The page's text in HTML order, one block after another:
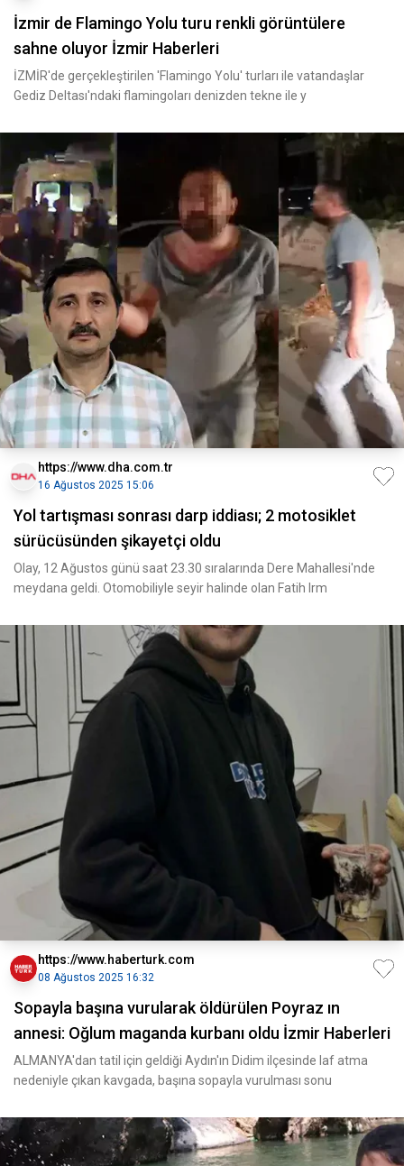
İzmir de Flamingo Yolu turu renkli görüntülere
sahne oluyor İzmir Haberleri
İZMİR'de gerçekleştirilen 'Flamingo Yolu' turları ile vatandaşlar
Gediz Deltası'ndaki flamingoları denizden tekne ile y
https://www.dha.com.tr
16 Ağustos 2025 15:06
Yol tartışması sonrası darp iddiası; 2 motosiklet
sürücüsünden şikayetçi oldu
Olay, 12 Ağustos günü saat 23.30 sıralarında Dere Mahallesi'nde
meydana geldi. Otomobiliyle seyir halinde olan Fatih Irm
https://www.haberturk.com
08 Ağustos 2025 16:32
Sopayla başına vurularak öldürülen Poyraz ın
annesi: Oğlum maganda kurbanı oldu İzmir Haberleri
ALMANYA'dan tatil için geldiği Aydın'ın Didim ilçesinde laf atma
nedeniyle çıkan kavgada, başına sopayla vurulması sonu